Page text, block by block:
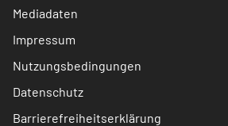
Mediadaten
Impressum
Nutzungsbedingungen
Datenschutz
Barrierefreiheitserklärung